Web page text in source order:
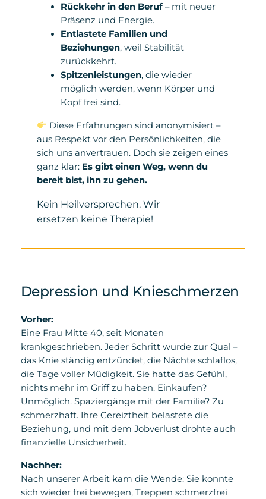
Rückkehr in den Beruf– mit neuer
Präsenz und Energie.
Entlastete Familien und
Beziehungen, weil Stabilität
zurückkehrt.
Spitzenleistungen, die wieder
möglich werden, wenn Körper und
Kopf frei sind.
Diese Erfahrungen sind anonymisiert –
aus Respekt vor den Persönlichkeiten, die
sich uns anvertrauen. Doch sie zeigen eines
ganz klar: Es gibt einen Weg, wenn du
bereit bist, ihn zu gehen.
Kein Heilversprechen. Wir
ersetzen keine Therapie!
Depression und Knieschmerzen
Vorher:
Eine Frau Mitte 40, seit Monaten
krankgeschrieben. Jeder Schritt wurde zur Qual –
das Knie ständig entzündet, die Nächte schlaflos,
die Tage voller Müdigkeit. Sie hatte das Gefühl,
nichts mehr im Griff zu haben. Einkaufen?
Unmöglich. Spaziergänge mit der Familie? Zu
schmerzhaft. Ihre Gereiztheit belastete die
Beziehung, und mit dem Jobverlust drohte auch
finanzielle Unsicherheit.
Nachher:
Nach unserer Arbeit kam die Wende: Sie konnte
sich wieder frei bewegen, Treppen schmerzfrei